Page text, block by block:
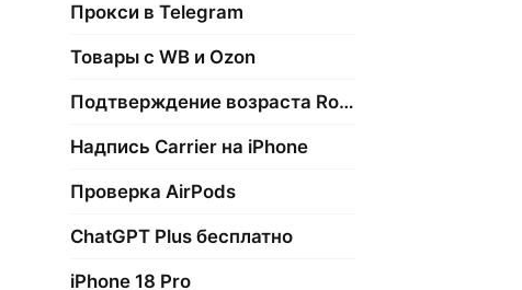
Прокси в Telegram
Товары с WB и Ozon
Подтверждение возраста Roblox
Надпись Carrier на iPhone
Проверка AirPods
ChatGPT Plus бесплатно
iPhone 18 Pro